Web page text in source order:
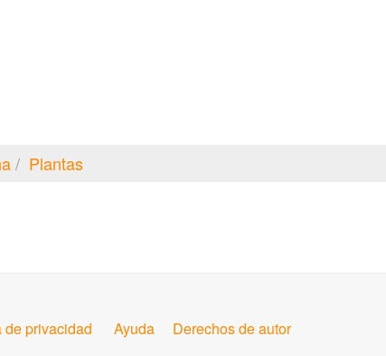
Plantas
privacidad Ayuda Derechos de autor